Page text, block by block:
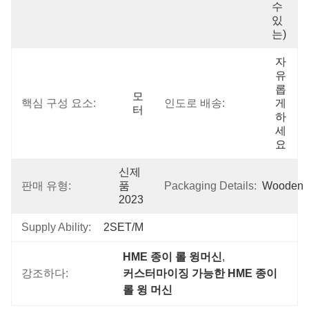
수
있
는)
핵심 구성 요소:
모
터
인도로 배송:
자
유
롭
게
하
세
요
판매 유형:
신제
품
2023
Packaging Details: Wooden
Supply Ability: 2SET/M
강조하다:
HME 종이 롤 윙머신,
커스터마이징 가능한 HME 종이
롤 윙 머신